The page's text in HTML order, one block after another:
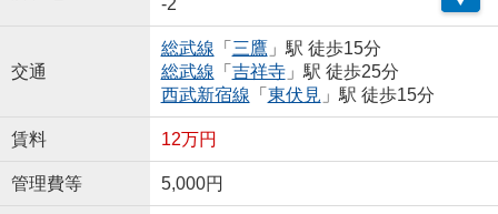
交通
総武線 「 三鷹 」駅 徒歩15分
総武線 「 吉祥寺」駅 徒歩25分
西武新宿線 「 東伏見 」駅 徒歩15分
賃料 12万円
管理費等 5,000円